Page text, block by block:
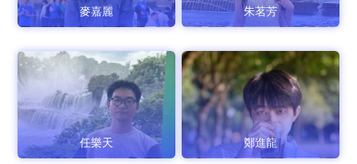
麥嘉麗 朱茗芳
任樂天 鄭進龍